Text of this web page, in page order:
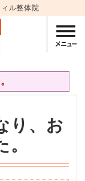
ル整体院
り、お